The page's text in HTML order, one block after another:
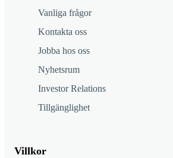
Vanliga frågor
Kontakta oss
Jobba hos oss
Nyhetsrum
Investor Relations
Tillgänglighet
Villkor